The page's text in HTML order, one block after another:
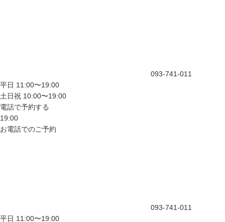
093-741-011
平日 11:00〜19:00
土日祝 10:00〜19:00
電話で予約する
19:00
お電話でのご予約
093-741-011
平日 11:00〜19:00